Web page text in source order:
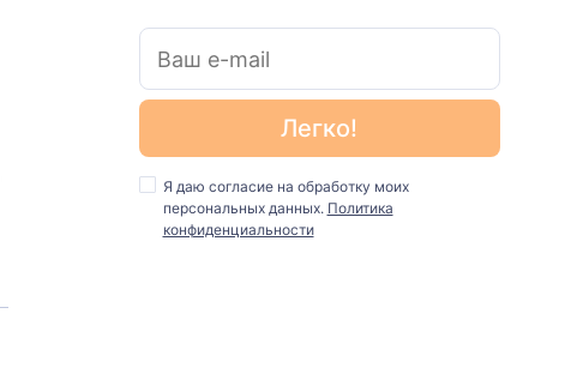
Я даю согласие на обработку моих
персональных данных. Политика
конфиденциальности